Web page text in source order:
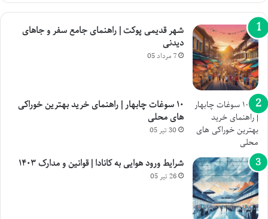
شهر قدیمی پوکت | راهنمای جامع سفر و جاهای
دیدنی
7 مرداد 05
۱۰ سوغات چابهار | راهنمای خرید بهترین خوراکی
های محلی
30 تیر 05
شرایط ورود هوایی به کانادا | قوانین و مدارک ۱۴۰۳
26 تیر 05